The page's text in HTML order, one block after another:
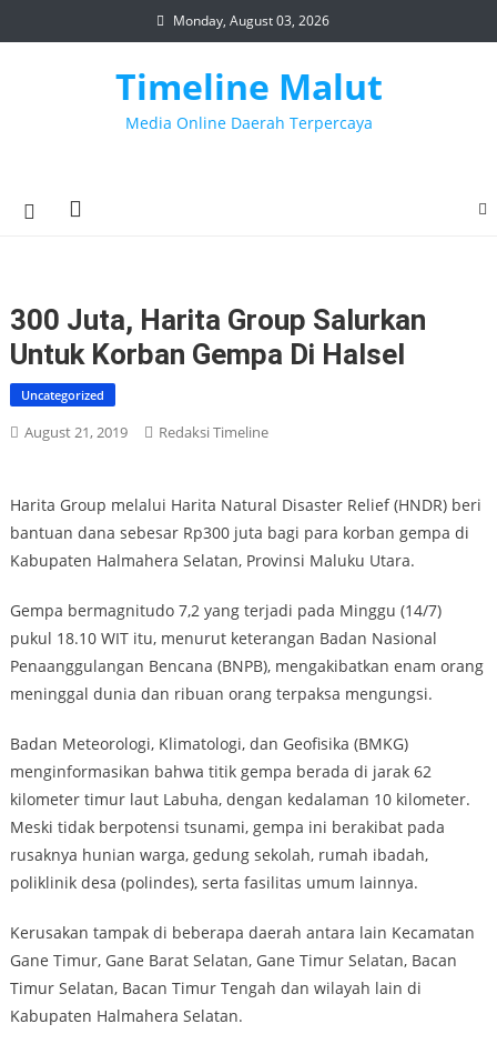
to
Monday, August 03, 2026
Timeline Malut
Media Online Daerah Terpercaya
300 Juta, Harita Group Salurkan
Untuk Korban Gempa Di Halsel
Uncategorized
August 21, 2019 Redaksi Timeline
Harita Group melalui Harita Natural Disaster Relief (HNDR) beri
bantuan dana sebesar Rp300 juta bagi para korban gempa di
Kabupaten Halmahera Selatan, Provinsi Maluku Utara.
Gempa bermagnitudo 7,2 yang terjadi pada Minggu (14/7)
pukul 18.10 WIT itu, menurut keterangan Badan Nasional
Penaanggulangan Bencana (BNPB), mengakibatkan enam orang
meninggal dunia dan ribuan orang terpaksa mengungsi.
Badan Meteorologi, Klimatologi, dan Geofisika (BMKG)
menginformasikan bahwa titik gempa berada di jarak 62
kilometer timur laut Labuha, dengan kedalaman 10 kilometer.
Meski tidak berpotensi tsunami, gempa ini berakibat pada
rusaknya hunian warga, gedung sekolah, rumah ibadah,
poliklinik desa (polindes), serta fasilitas umum lainnya.
Kerusakan tampak di beberapa daerah antara lain Kecamatan
Gane Timur, Gane Barat Selatan, Gane Timur Selatan, Bacan
Timur Selatan, Bacan Timur Tengah dan wilayah lain di
Kabupaten Halmahera Selatan.